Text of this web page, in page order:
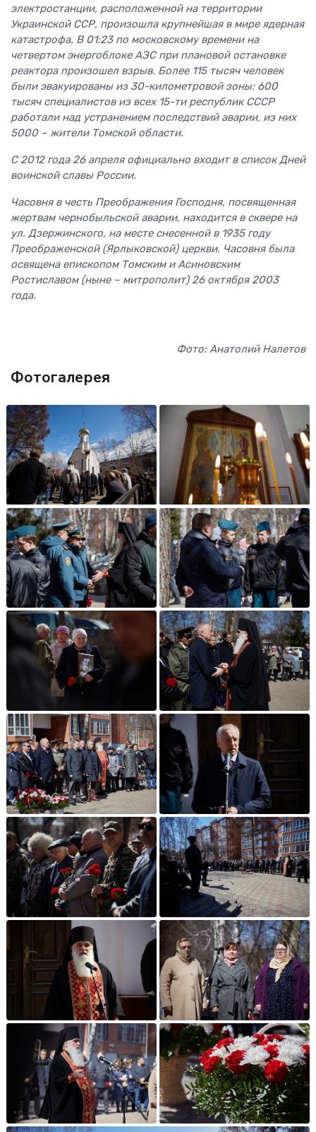
электростанции, расположенной на территории
Украинской ССР, произошла крупнейшая в мире ядерная
катастрофа. В 01:23 по московскому времени на
четвертом энергоблоке АЭС при плановой остановке
реактора произошел взрыв. Более 115 тысяч человек
были эвакуированы из 30-километровой зоны; 600
тысяч специалистов из всех 15-ти республик СССР
работали над устранением последствий аварии, из них
5000 – жители Томской области.
С 2012 года 26 апреля официально входит в список Дней
воинской славы России.
Часовня в честь Преображения Господня, посвященная
жертвам чернобыльской аварии, находится в сквере на
ул. Дзержинского, на месте снесенной в 1935 году
Преображенской (Ярлыковской) церкви. Часовня была
освящена епископом Томским и Асиновским
Ростиславом (ныне – митрополит) 26 октября 2003
года.
Фото: Анатолий Налетов
Фотогалерея